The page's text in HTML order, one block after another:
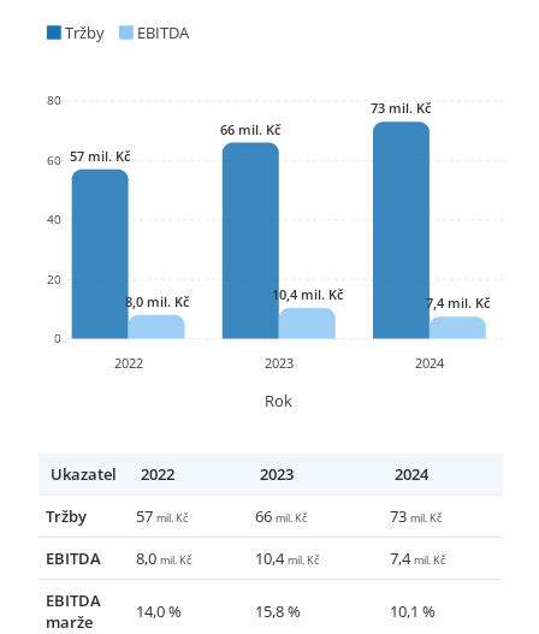
80
60
40
20
0
57 mil. Kč
66 mil. Kč
73 mil. Kč
8,0 mil. Kč 10,4 mil. Kč 7,4 mil. Kč
2022 2023 2024
Rok
Tržby EBITDA
Ukazatel 2022 2023
2024
Tržby
57 mil. Kč 66 mil. Kč 73 mil. Kč
EBITDA 8,0 mil. Kč 10,4 mil. Kč 7,4 mil. Kč
EBITDA
marže
14,0 % 15,8 % 10,1 %